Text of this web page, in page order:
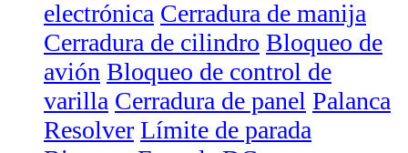
electrónica Cerradura de manija
Cerradura de cilindro Bloqueo de
avión Bloqueo de control de
varilla Cerradura de panel Palanca
Resolver Límite de parada